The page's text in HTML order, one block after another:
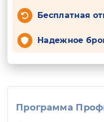
Бесплатная
Надежное
Программа